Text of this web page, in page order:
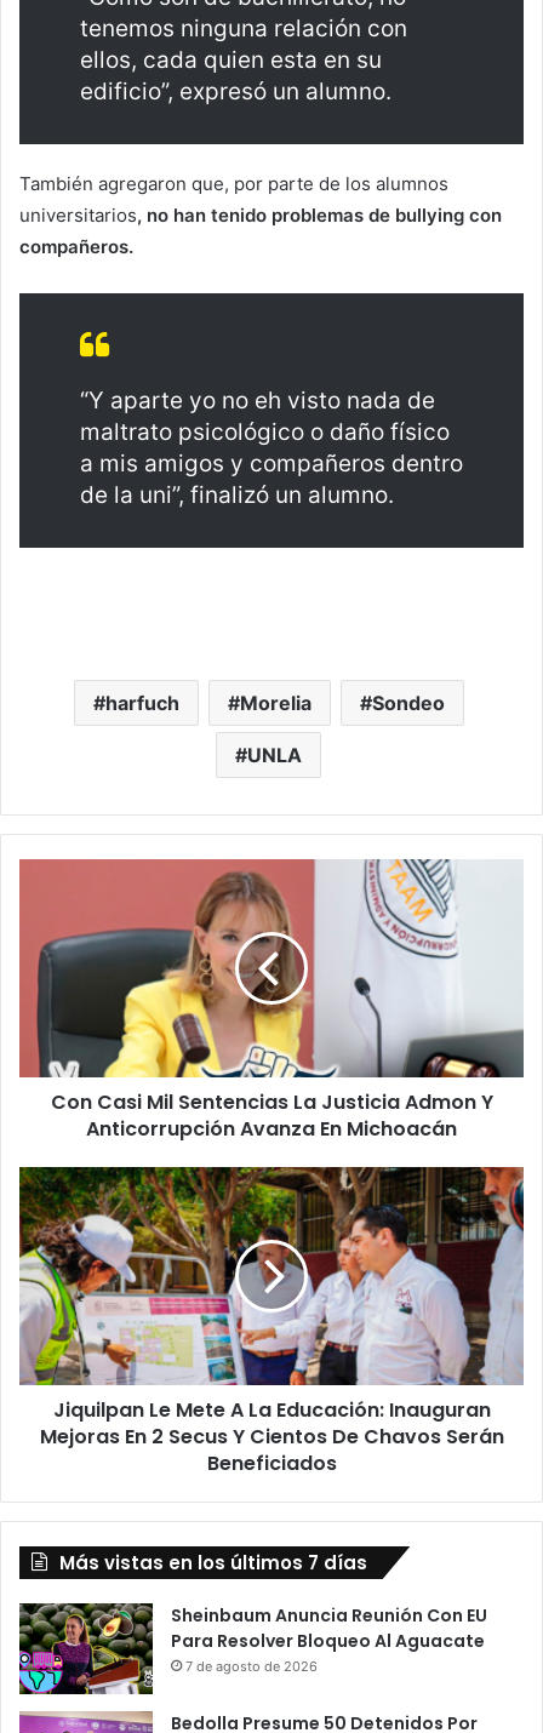
tenemos ninguna relación con
ellos, cada quien esta en su
edificio”, expresó un alumno.
También agregaron que, por parte de los alumnos
universitarios, no han tenido problemas de bullying con
compañeros.
“Y aparte yo no eh visto nada de
maltrato psicológico o daño físico
a mis amigos y compañeros dentro
de la uni”, finalizó un alumno.
harfuch Morelia Sondeo
UNLA
Sentencias
Justicia
Anticorrupción
AvanzaCon Casi Mil Sentencias La Justicia Admon Y
Anticorrupción Avanza En Michoacán
Jiquilpan
Le
Mete
A
La
Educación:
Inauguran
Mejoras
En
Secus
De
Serán
Beneficiados
Jiquilpan Le Mete A La Educación: Inauguran
Mejoras En 2 Secus Y Cientos De Chavos Serán
Beneficiados
Más vistas en los últimos 7 días
Sheinbaum Anuncia Reunión Con EU
Para Resolver Bloqueo Al Aguacate
7 de agosto de 2026
Bedolla Presume 50 Detenidos Por